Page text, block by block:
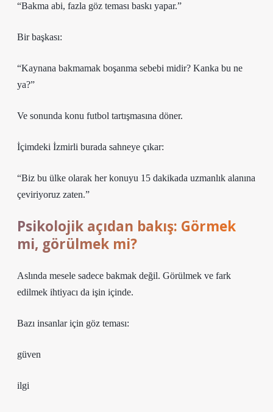
“Bakma abi, fazla göz teması baskı yapar.”
Bir başkası:
“Kaynana bakmamak boşanma sebebi midir? Kanka bu ne
ya?”
Ve sonunda konu futbol tartışmasına döner.
İçimdeki İzmirli burada sahneye çıkar:
“Biz bu ülke olarak her konuyu 15 dakikada uzmanlık alanına
çeviriyoruz zaten.”
Psikolojik açıdan bakış: Görmek
mi, görülmek mi?
Aslında mesele sadece bakmak değil. Görülmek ve fark
edilmek ihtiyacı da işin içinde.
Bazı insanlar için göz teması:
güven
ilgi